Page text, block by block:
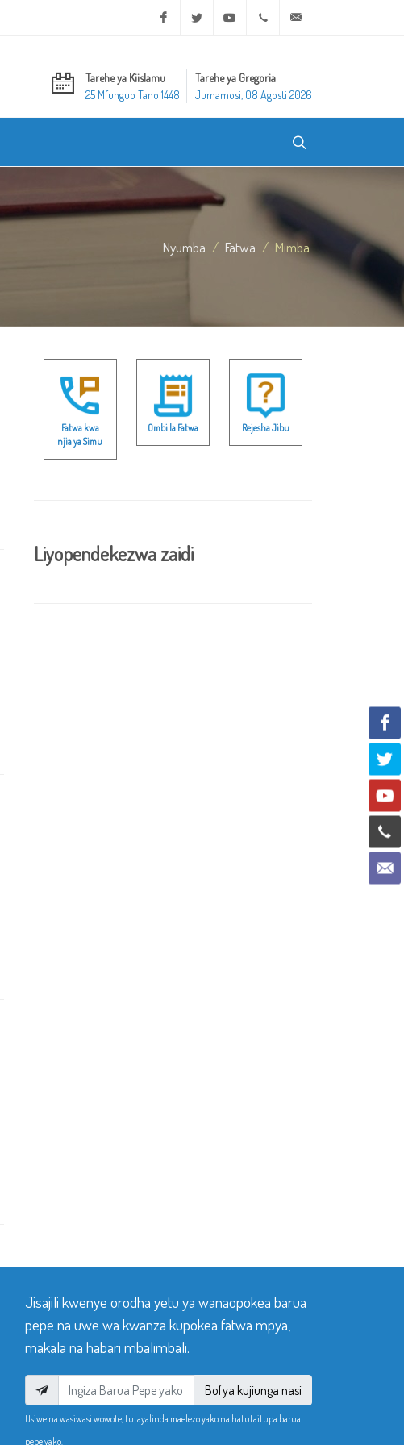
Facebook Twitter Youtube +20 2 25970400
Tarehe ya Kiislamu
25 Mfunguo Tano 1448
Tarehe ya Gregoria
Jumamosi, 08 Agosti 2026
Nyumba Fatwa Mimba
Fatwa kwa
njia ya Simu
Ombi la Fatwa Rejesha Jibu
Liyopendekezwa zaidi
Jisajili kwenye orodha yetu ya wanaopokea barua
pepe na uwe wa kwanza kupokea fatwa mpya,
makala na habari mbalimbali.
Bofya kujiunga nasi
Usiwe na wasiwasi wowote, tutayalinda maelezo yako na hatutaitupa barua
pepe yako.